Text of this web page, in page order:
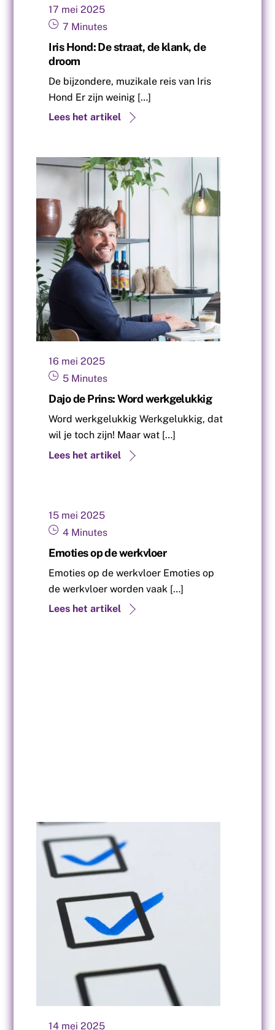
17 mei 2025
7 Minutes
Iris Hond: De straat, de klank, de
droom
De bijzondere, muzikale reis van Iris
Hond Er zijn weinig […]
Lees het artikel
16 mei 2025
5 Minutes
Dajo de Prins: Word werkgelukkig
Word werkgelukkig Werkgelukkig, dat
wil je toch zijn! Maar wat […]
Lees het artikel
15 mei 2025
4 Minutes
Emoties op de werkvloer
Emoties op de werkvloer Emoties op
de werkvloer worden vaak […]
Lees het artikel
14 mei 2025